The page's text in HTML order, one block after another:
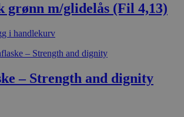
grønn m/glidelås (Fil 4,13)
i handlekurv
– Strength and dignity